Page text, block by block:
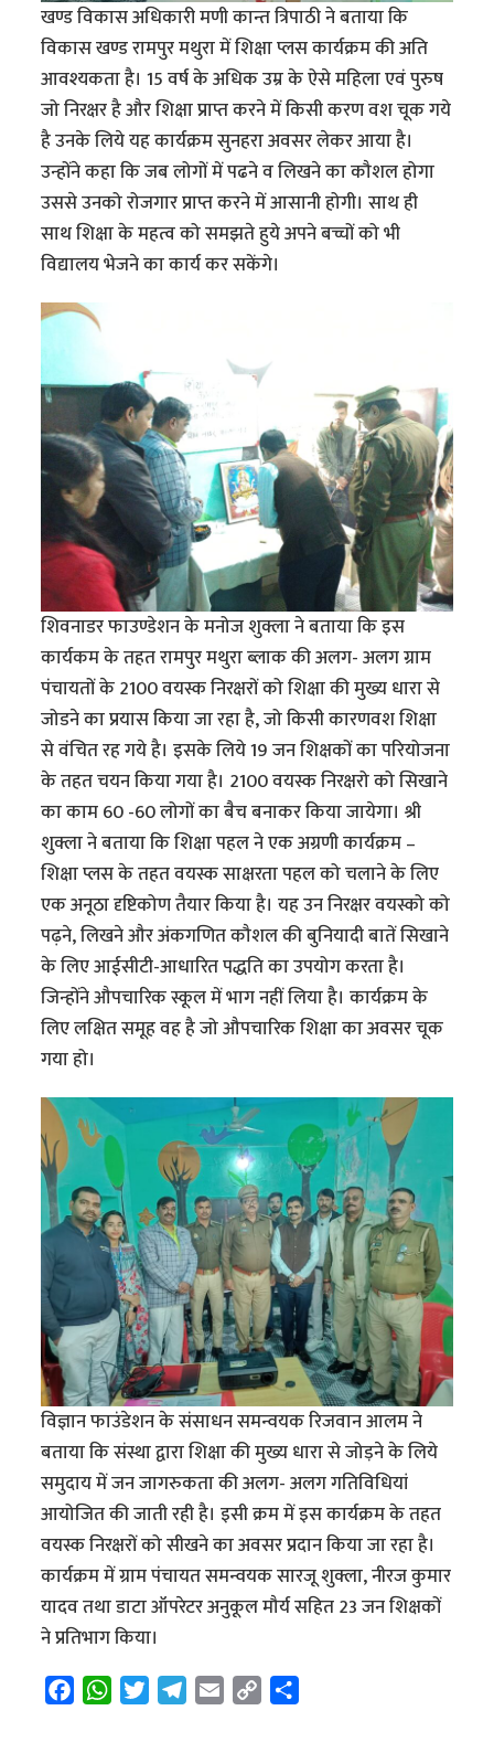
खण्ड विकास अधिकारी मणी कान्त त्रिपाठी ने बताया कि
विकास खण्ड रामपुर मथुरा में शिक्षा प्लस कार्यक्रम की अति
आवश्यकता है। 15 वर्ष के अधिक उम्र के ऐसे महिला एवं पुरुष
जो निरक्षर है और शिक्षा प्राप्त करने में किसी करण वश चूक गये
है उनके लिये यह कार्यक्रम सुनहरा अवसर लेकर आया है।
उन्होंने कहा कि जब लोगों में पढने व लिखने का कौशल होगा
उससे उनको रोजगार प्राप्त करने में आसानी होगी। साथ ही
साथ शिक्षा के महत्व को समझते हुये अपने बच्चों को भी
विद्यालय भेजने का कार्य कर सकेंगे।
शिवनाडर फाउण्डेशन के मनोज शुक्ला ने बताया कि इस
कार्यकम के तहत रामपुर मथुरा ब्लाक की अलग- अलग ग्राम
पंचायतों के 2100 वयस्क निरक्षरों को शिक्षा की मुख्य धारा से
जोडने का प्रयास किया जा रहा है, जो किसी कारणवश शिक्षा
से वंचित रह गये है। इसके लिये 19 जन शिक्षकों का परियोजना
के तहत चयन किया गया है। 2100 वयस्क निरक्षरो को सिखाने
का काम 60 -60 लोगों का बैच बनाकर किया जायेगा। श्री
शुक्ला ने बताया कि शिक्षा पहल ने एक अग्रणी कार्यक्रम –
शिक्षा प्लस के तहत वयस्क साक्षरता पहल को चलाने के लिए
एक अनूठा दृष्टिकोण तैयार किया है। यह उन निरक्षर वयस्को को
पढ़ने, लिखने और अंकगणित कौशल की बुनियादी बातें सिखाने
के लिए आईसीटी-आधारित पद्धति का उपयोग करता है।
जिन्होंने औपचारिक स्कूल में भाग नहीं लिया है। कार्यक्रम के
लिए लक्षित समूह वह है जो औपचारिक शिक्षा का अवसर चूक
गया हो।
विज्ञान फाउंडेशन के संसाधन समन्वयक रिजवान आलम ने
बताया कि संस्था द्वारा शिक्षा की मुख्य धारा से जोड़ने के लिये
समुदाय में जन जागरुकता की अलग- अलग गतिविधियां
आयोजित की जाती रही है। इसी क्रम में इस कार्यक्रम के तहत
वयस्क निरक्षरों को सीखने का अवसर प्रदान किया जा रहा है।
कार्यक्रम में ग्राम पंचायत समन्वयक सारजू शुक्ला, नीरज कुमार
यादव तथा डाटा ऑपरेटर अनुकूल मौर्य सहित 23 जन शिक्षकों
ने प्रतिभाग किया।
W